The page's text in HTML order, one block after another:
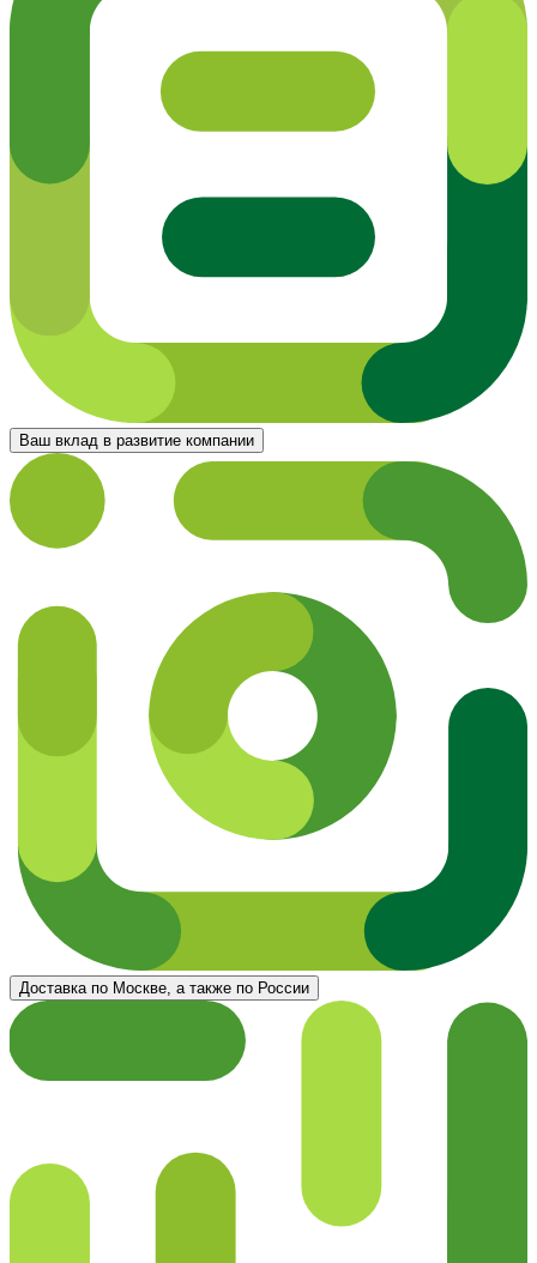
Ваш вклад в развитие компании
Доставка по Москве, а также по России